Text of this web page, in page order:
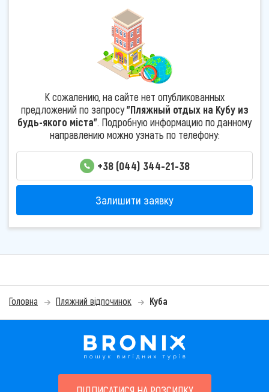
К сожалению, на сайте нет опубликованных
предложений по запросу"Пляжный отдых на Кубу из
будь-якого міста". Подробную информацию по данному
направлению можно узнать по телефону:
+38 (044) 344-21-38
Залишити заявку
Головна Пляжний відпочинок Куба